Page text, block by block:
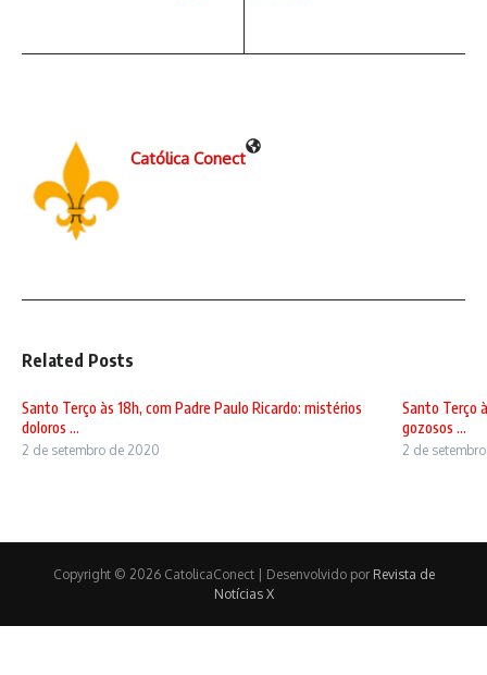
Católica Conect
Related Posts
Santo Terço às 18h, com Padre Paulo Ricardo: mistérios
doloros ...
2 de setembro de 2020
Santo Terço
gozosos ...
2 de
Copyright © 2026 CatolicaConect | Desenvolvido por Revista de
Notícias X